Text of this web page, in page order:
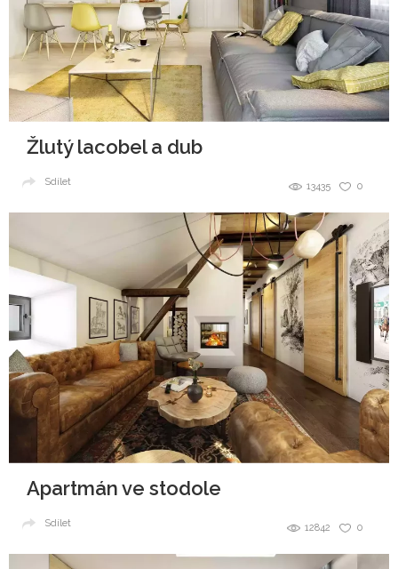
Žlutý lacobel a dub
0
13435
Sdílet
Apartmán ve stodole
0
12842
Sdílet